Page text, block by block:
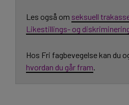
Les også om seksuell
Likestillings- og
Hos Fri fagbevegelse kan du
hvordan du går fram